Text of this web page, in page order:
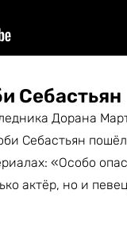
Себастьян
Дорана
Себастьян
«Особо
актёр, но и